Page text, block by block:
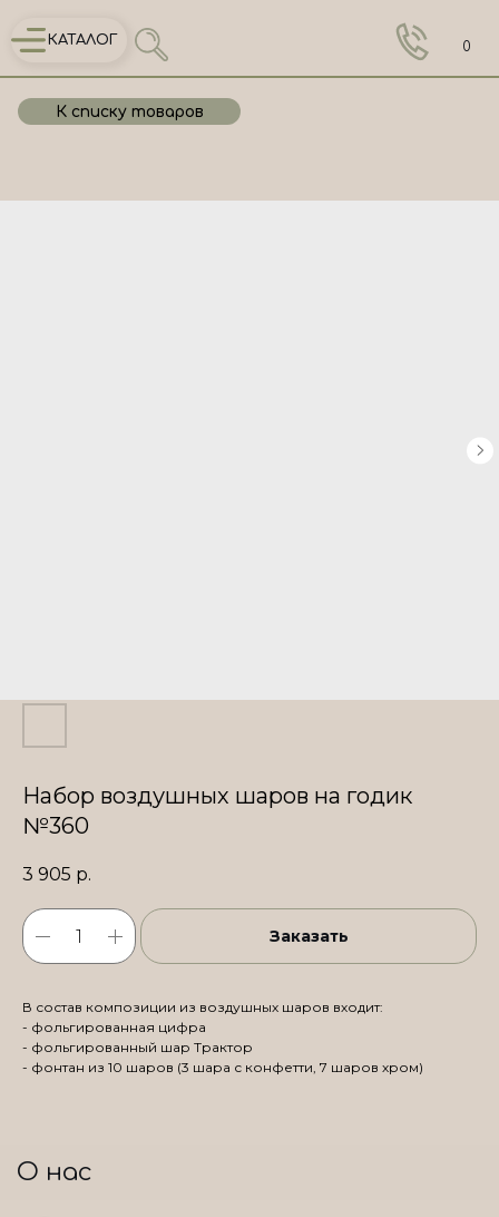
КАТАЛОГ 0
К списку товаров
Набор воздушных шаров на годик
№360
3 905 р.
Заказать
В состав композиции из воздушных шаров входит:
- фольгированная цифра
- фольгированный шар Трактор
- фонтан из 10 шаров (3 шара с конфетти, 7 шаров хром)
О нас